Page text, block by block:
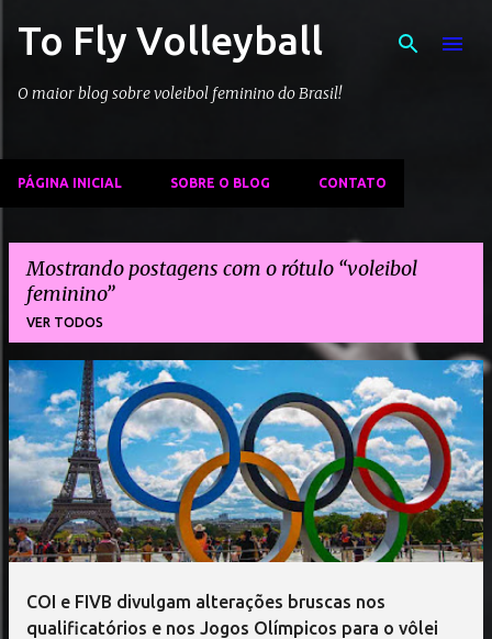
Pular para o conteúdo principal
To Fly Volleyball
O maior blog sobre voleibol feminino do Brasil!
PÁGINA INICIAL SOBRE O BLOG CONTATO
Mostrando postagens com o rótulo voleibol
feminino
VER TODOS
P
o
s
t
a
g
COI e FIVB divulgam alterações bruscas nos
qualificatórios e nos Jogos Olímpicos para o vôlei